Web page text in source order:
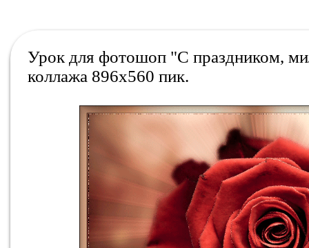
Урок для фотошоп "С праздником,
коллажа 896х560 пик.